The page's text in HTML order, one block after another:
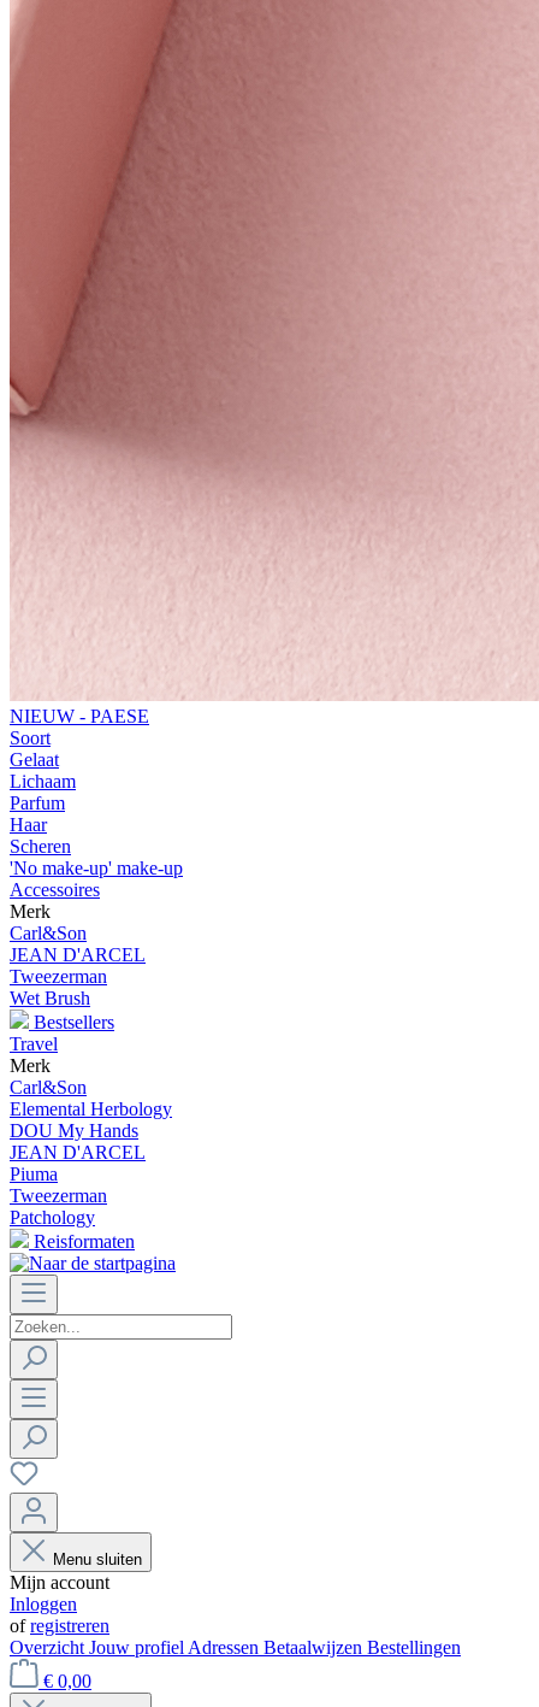
NIEUW - PAESE
Soort
Gelaat
Lichaam
Parfum
Haar
Scheren
'No make-up' make-up
Accessoires
Merk
Carl&Son
JEAN D'ARCEL
Tweezerman
Wet Brush
Bestsellers
Travel
Merk
Carl&Son
Elemental Herbology
DOU My Hands
JEAN D'ARCEL
Piuma
Tweezerman
Patchology
Reisformaten
Menu sluiten
Mijn account
Inloggen
ofregistreren
Overzicht Jouw profiel Adressen Betaalwijzen Bestellingen
€ 0,00